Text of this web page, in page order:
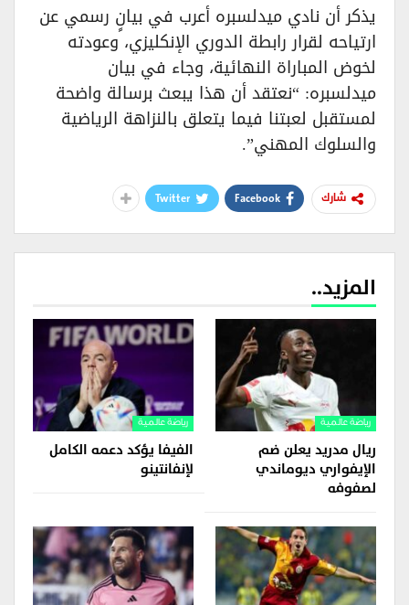
​يذكر أن نادي ميدلسبره أعرب في بيانٍ رسمي عن
ارتياحه لقرار رابطة الدوري الإنكليزي، وعودته
لخوض المباراة النهائية، وجاء في بيان
ميدلسبره: “نعتقد أن هذا يبعث برسالة واضحة
لمستقبل لعبتنا فيما يتعلق بالنزاهة الرياضية
والسلوك المهني”.
شارك Facebook
Twitter
المزيد..
رياضة عالمية
ريال مدريد يعلن ضم
الإيفواري ديوماندي
لصفوفه
رياضة عالمية
الفيفا يؤكد دعمه الكامل
لإنفانتينو